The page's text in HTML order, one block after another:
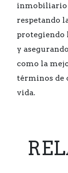
inmobiliario
respetando
protegiendo
y
como la
términos de
vida.